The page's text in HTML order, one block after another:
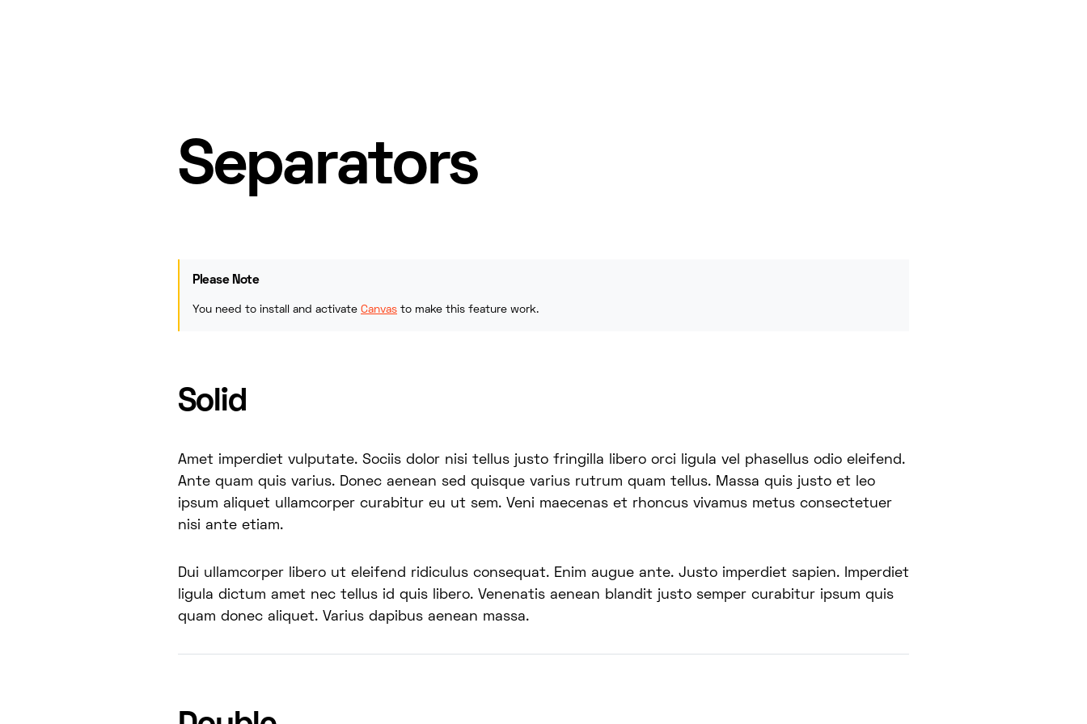
Separators
Please Note
You need to install and activate Canvas to make this feature work.
Solid
Amet imperdiet vulputate. Sociis dolor nisi tellus justo fringilla libero orci ligula vel phasellus odio eleifend.
Ante quam quis varius. Donec aenean sed quisque varius rutrum quam tellus. Massa quis justo et leo
ipsum aliquet ullamcorper curabitur eu ut sem. Veni maecenas et rhoncus vivamus metus consectetuer
nisi ante etiam.
Dui ullamcorper libero ut eleifend ridiculus consequat. Enim augue ante. Justo imperdiet sapien. Imperdiet
ligula dictum amet nec tellus id quis libero. Venenatis aenean blandit justo semper curabitur ipsum quis
quam donec aliquet. Varius dapibus aenean massa.